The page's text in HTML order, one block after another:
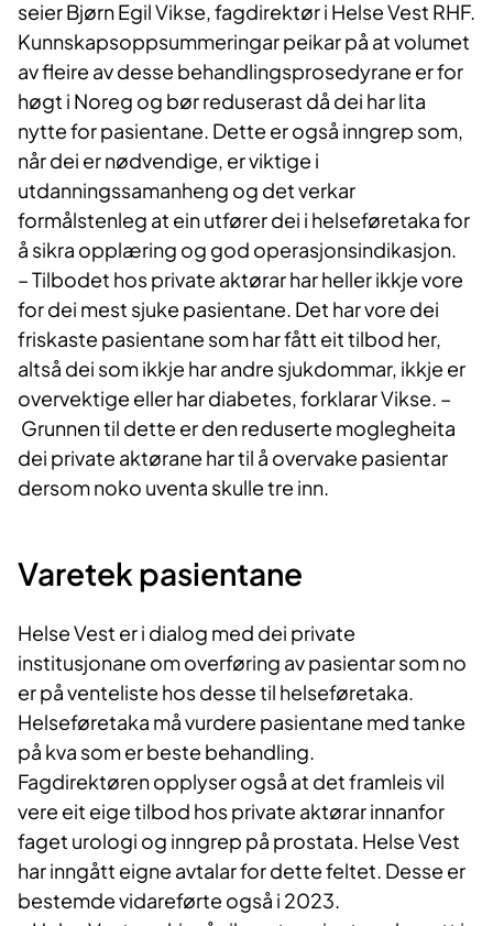
seier Bjørn Egil Vikse, fagdirektør i Helse Vest RHF.
Kunnskapsoppsummeringar peikar på at volumet
av fleire av desse behandlingsprosedyrane er for
høgt i Noreg og bør reduserast då dei har lita
nytte for pasientane. Dette er også inngrep som,
når dei er ​nødvendige, er viktige i
utdanningssamanheng og det verkar
formålstenleg at ein utfører dei i helseføretaka for
å sikra opplæring og god operasjonsindikasjon.
– Tilbodet hos private aktørar har heller ikkje vore
for dei mest sjuke pasientane. Det har vore dei
friskaste pasientane som har fått eit tilbod her,
altså dei som ikkje har andre sjukdommar, ikkje er
overvektige eller har diabetes, forklarar Vikse. –
Grunnen til dette er den reduserte moglegheita
dei private aktørane har til å overvake pasientar
dersom noko uventa skulle tre inn.
​Varetek pasie​ntane
Helse Vest er i dialog med dei private
institusjonane om overføring av pasientar som no
er på venteliste hos desse til helseføretaka.
Helseføretaka må vurdere pasientane med tanke
på kva som er beste behandling.
Fagdirektøren opplyser også at det framleis vil
vere eit eige tilbod hos private aktørar innanfor
faget urologi og inngrep på prostata. Helse Vest
har inngått eigne avtalar for dette feltet. Desse er
bestemde vidareførte også i 2023.